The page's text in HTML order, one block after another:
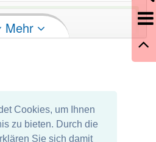
Cookies, um Ihnen
zu bieten. Durch die
Sie sich damit
aber mit einem
Mehr